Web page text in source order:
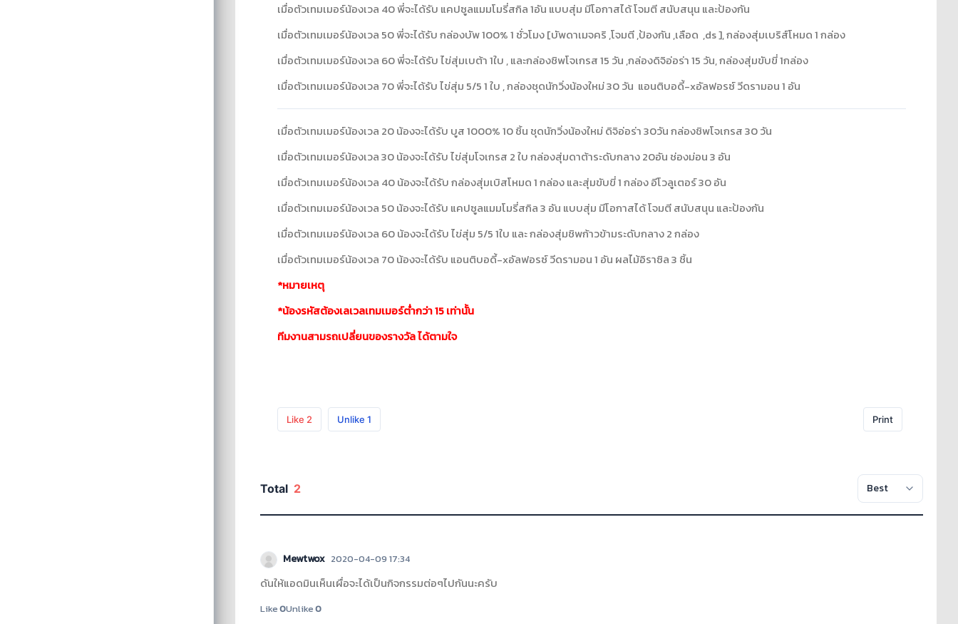
เมื่อตัวเทมเมอร์น้องเวล 40 พี่จะได้รับ แคปซูลแมมโมรี่สกิล 1อัน แบบสุ่ม มีโอกาสได้ โจมตี สนับสนุน และป้องกัน
เมื่อตัวเทมเมอร์น้องเวล 50 พี่จะได้รับ กล่องบัพ 100% 1 ชั่วโมง [บัพดาเมจคริ ,โจมตี ,ป้องกัน ,เลือด ,ds ], กล่องสุ่มเบริส์โหมด 1 กล่อง
เมื่อตัวเทมเมอร์น้องเวล 60 พี่จะได้รับ ไข่สุ่มเบต้า 1ใบ , และกล่องชิพโจเกรส 15 วัน ,กล่องดิจิอ่อร่า 15 วัน, กล่องสุ่มขับขี่ 1กล่อง
เมื่อตัวเทมเมอร์น้องเวล 70 พี่จะได้รับ ไข่สุ่ม 5/5 1 ใบ , กล่องชุดนักวิ่งน้องใหม่ 30 วัน แอนติบอดี้-xอัลฟอรซ์ วีดรามอน 1 อัน
เมื่อตัวเทมเมอร์น้องเวล 20 น้องจะได้รับ บูส 1000% 10 ชิ้น ชุดนักวิ่งน้องใหม่ ดิจิอ่อร่า 30วัน กล่องชิพโจเกรส 30 วัน
เมื่อตัวเทมเมอร์น้องเวล 30 น้องจะได้รับ ไข่สุ่มโจเกรส 2 ใบ กล่องสุ่มดาต้าระดับกลาง 20อัน ช่องม่อน 3 อัน
เมื่อตัวเทมเมอร์น้องเวล 40 น้องจะได้รับ กล่องสุ่มเบิสโหมด 1 กล่อง และสุ่มขับขี่ 1 กล่อง อีโวลูเตอร์ 30 อัน
เมื่อตัวเทมเมอร์น้องเวล 50 น้องจะได้รับ แคปซูลแมมโมรี่สกิล 3 อัน แบบสุ่ม มีโอกาสได้ โจมตี สนับสนุน และป้องกัน
เมื่อตัวเทมเมอร์น้องเวล 60 น้องจะได้รับ ไข่สุ่ม 5/5 1ใบ และ กล่องสุ่มชิพก้าวข้ามระดับกลาง 2 กล่อง
เมื่อตัวเทมเมอร์น้องเวล 70 น้องจะได้รับ แอนติบอดี้-xอัลฟอรซ์ วีดรามอน 1 อัน ผลไม้อิราซิล 3 ชิ้น
*หมายเหตุ
*น้องรหัสต้องเลเวลเทมเมอร์ต่ำกว่า 15 เท่านั้น
ทีมงานสามรถเปลี่ยนของรางวัล ได้ตามใจ
Like 2 Unlike 1 Print
Total 2
Mewtwox 2020-04-09 17:34
ดันให้แอดมินเห็นเผื่อจะได้เป็นกิจกรรมต่อๆไปกันนะครับ
Like0Unlike0